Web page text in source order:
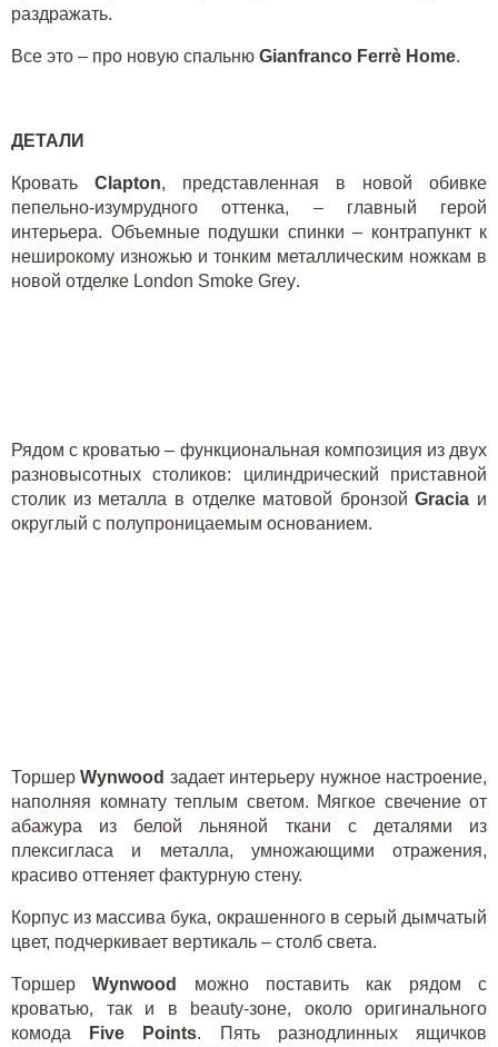
раздражать.
Все это – про новую спальню Gianfranco Ferrè Home.
ДЕТАЛИ
Кровать Clapton, представленная в новой обивке
пепельно-изумрудного оттенка, – главный герой
интерьера. Объемные подушки спинки – контрапункт к
неширокому изножью и тонким металлическим ножкам в
новой отделке London Smoke Grey.
Рядом с кроватью – функциональная композиция из двух
разновысотных столиков: цилиндрический приставной
столик из металла в отделке матовой бронзойGracia и
округлый с полупроницаемым основанием.
ТоршерWynwood задает интерьеру нужное настроение,
наполняя комнату теплым светом. Мягкое свечение от
абажура из белой льняной ткани с деталями из
плексигласа и металла, умножающими отражения,
красиво оттеняет фактурную стену.
Корпус из массива бука, окрашенного в серый дымчатый
цвет, подчеркивает вертикаль – столб света.
ТоршерWynwood
можно поставить как рядом с
кроватью, так и в
beauty-зоне, около оригинального
комода
Five Points. Пять разнодлинных ящичков